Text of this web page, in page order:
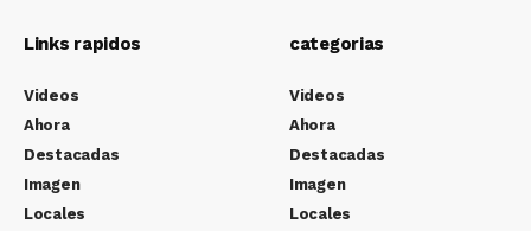
Links rapidos
Videos
Ahora
Destacadas
Imagen
Locales
categorias
Videos
Ahora
Destacadas
Imagen
Locales